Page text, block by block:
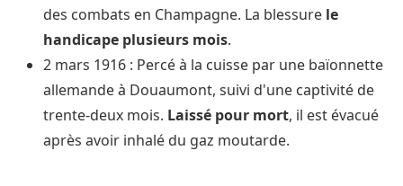
des combats en Champagne. La blessure le
handicape plusieurs mois.
2 mars 1916 : Percé à la cuisse par une baïonnette
allemande à Douaumont, suivi d'une captivité de
trente-deux mois. Laissé pour mort, il est évacué
après avoir inhalé du gaz moutarde.